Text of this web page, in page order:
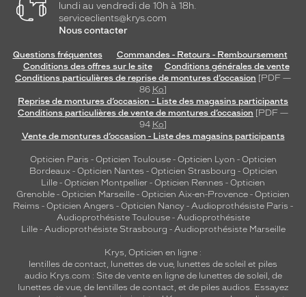
lundi au vendredi de 10h à 18h.
serviceclients@krys.com
Nous contacter
Questions fréquentes
Commandes - Retours - Remboursement
Conditions des offres sur le site
Conditions générales de vente
Conditions particulières de reprise de montures d’occasion [PDF —
86 Ko]
Reprise de montures d’occasion - Liste des magasins participants
Conditions particulières de vente de montures d’occasion [PDF —
94 Ko]
Vente de montures d’occasion - Liste des magasins participants
Opticien Paris - Opticien Toulouse- Opticien Lyon - Opticien
Bordeaux- Opticien Nantes - Opticien Strasbourg - Opticien
Lille - Opticien Montpellier - Opticien Rennes - Opticien
Grenoble - Opticien Marseille - Opticien Aix-en-Provence - Opticien
Reims - Opticien Angers - Opticien Nancy - Audioprothésiste Paris -
Audioprothésiste Toulouse- Audioprothésiste
Lille- Audioprothésiste Strasbourg - Audioprothésiste Marseille
Krys, Opticien en ligne :
lentilles de contact, lunettes de vue, lunettes de soleil et piles
audio Krys.com : Site de vente en ligne de lunettes de soleil, de
lunettes de vue, de lentilles de contact, et de piles audios. Essayez